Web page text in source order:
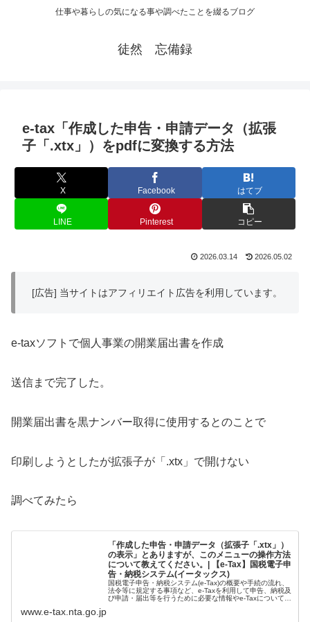
仕事や暮らしの気になる事や調べたことを綴るブログ
徒然 忘備録
e-tax「作成した申告・申請データ（拡張
子「.xtx」）をpdfに変換する方法
X Facebook はてブ
LINE Pinterest コピー
2026.03.14 2026.05.02
[広告] 当サイトはアフィリエイト広告を利用しています。
e-taxソフトで個人事業の開業届出書を作成
送信まで完了した。
開業届出書を黒ナンバー取得に使用するとのことで
印刷しようとしたが拡張子が「.xtx」で開けない
調べてみたら
「作成した申告・申請データ（拡張子「.xtx」）
の表示」とありますが、このメニューの操作方法
について教えてください。| 【e-Tax】国税電子申
告・納税システム(イータックス)
国税電子申告・納税システム(e-Tax)の概要や手続の流れ、
法令等に規定する事項など、e-Taxを利用して申告、納税及
び申請・届出等を行うために必要な情報やe-Taxについての
www.e-tax.nta.go.jp